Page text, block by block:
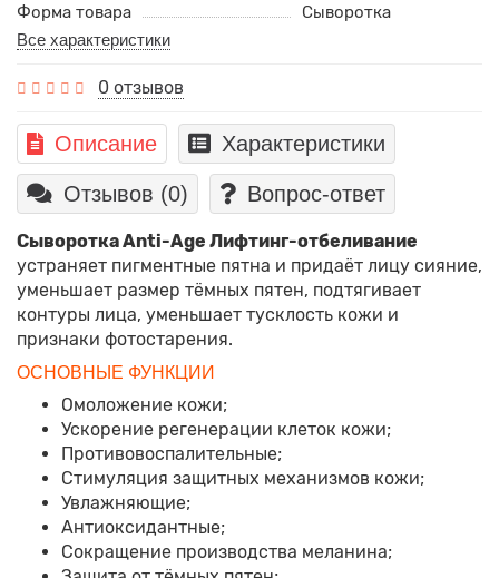
Форма товара
Сыворотка
Все характеристики
0 отзывов
Описание Характеристики
Отзывов (0) Вопрос-ответ
Сыворотка Anti-Age Лифтинг-отбеливание
устраняет пигментные пятна и придаёт лицу сияние,
уменьшает размер тёмных пятен, подтягивает
контуры лица, уменьшает тусклость кожи и
признаки фотостарения.
ОСНОВНЫЕ ФУНКЦИИ
Омоложение кожи;
Ускорение регенерации клеток кожи;
Противовоспалительные;
Стимуляция защитных механизмов кожи;
Увлажняющие;
Антиоксидантные;
Сокращение производства меланина;